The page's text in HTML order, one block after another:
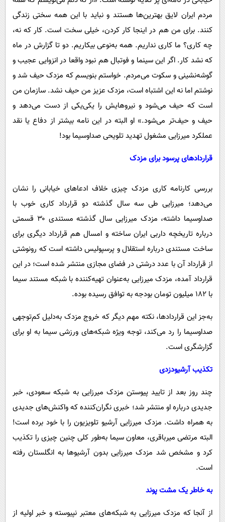
مردم ایران لایق بهترین‌ها هستند و نباید با این همه سختی زندگی
کنند. برای من هم در اینجا کار کردن، خیلی سخت است. کار که نه،
چه کاری؟ ما کاری نداریم. همه به‌نوعی بیکاریم‌. دو تا گزارش در ماه
که نشد کار‌. اگر این سینما و فوتبال هم نبود واقعا در انزوایی عجیب و
گوشه‌نشینی و سکوت می‌مردم. خواستم بنویسم که مزدک حیف شد و
نوشتم اما نه این اشتباه است، مزدک عزیز من حیف نشد. سازمان من
است که حیف می‌شود و نیروهایش را یکی‌یکی از دست می‌دهد و
حیف و حیف‌تر می‌شود.» او البته در این نامه بیشتر از دفاع یا نقد
عملکرد میرزایی مشغول تهدید تلویحی صداوسیما بود!
قراردادهای پرسود برای مزدک
بررسی کارنامه کاری مزدک چیزی خلاف ادعاهای خیابانی را نشان
می‌دهد؛ میرزایی طی سه سال گذشته دو قرارداد کاری خوب با
صداوسیما داشته، مزدک میرزایی سال گذشته مستندی ۳۰ قسمتی
درباره تاریخچه داربی ایران ساخته و امسال هم قرارداد دیگری برای
ساخت مستندی درباره استقلال و پرسپولیس داشته است که رونوشتی
از قرارداد آن با عدد درشتی در فضای مجازی منتشر شده است؛ در این
قرارداد آمده، مزدک میرزایی به‌عنوان تهیه‌کننده با شبکه مستند سیما
با ۱۸۲ میلیون تومان بودجه به توافق رسیده بوده.
به‌جز این قراردادها، نکته مهم دیگر که خروج مزدک به‌دلیل کم‌توجهی
صداوسیما را رد می‌کند، توجه ویژه شبکه‌های ورزشی سیما به او برای
گزارشگری است.
تکذیب آرشیودزدی
چند روز بعد از تایید پیوستن مزدک میرزایی به شبکه سعودی، خبر
جدیدی درباره او منتشر شد؛ خبری نگران‌کننده که واکنش‌های جدیدی
به همراه داشت. مزدک میرزایی آرشیو تلویزیون را با خود برده است!
البته مرتضی میرباقری، معاون سیما به‌طور کلی چنین چیزی را تکذیب
کرد و مشخص شد مزدک میرزایی بدون آرشیوها به انگلستان رفته
است.
به خاطر یک مشت پوند
از آنجا که مزدک میرزایی به شبکه‌های معتبر نپیوسته و خبر اولیه از